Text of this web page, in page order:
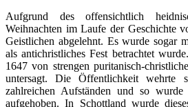
Aufgrund des offensichtlich
Weihnachten im Laufe der Geschichte
Geistlichen abgelehnt. Es wurde sogar
als antichristliches Fest betrachtet
1647 von strengen puritanisch-
untersagt. Die Öffentlichkeit wehrte
zahlreichen Aufständen und so
aufgehoben. In Schottland wurde